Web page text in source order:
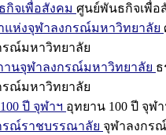
กิจเพื่อสังคม ศูนย์พันธกิจเพื่อ
แห่งจุฬาลงกรณ์มหาวิทยาลัย
รณ์มหาวิทยาลัย
านจุฬาลงกรณ์มหาวิทยาลัย
รณ์มหาวิทยาลัย
ปี จุฬาฯ อุทยาน 100 ปี จุฬา
รณ์ราชบรรณาลัย จุฬาลงกร